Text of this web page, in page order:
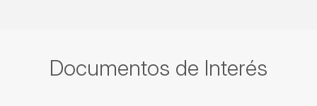
Documentos de Interés